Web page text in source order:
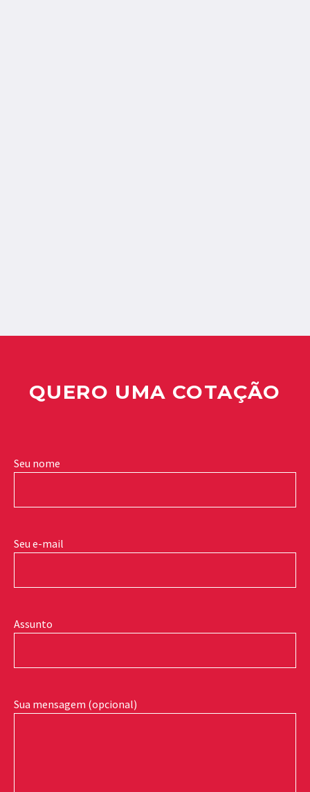
QUERO UMA COTAÇÃO
Seu nome
Seu e-mail
Assunto
Sua mensagem (opcional)